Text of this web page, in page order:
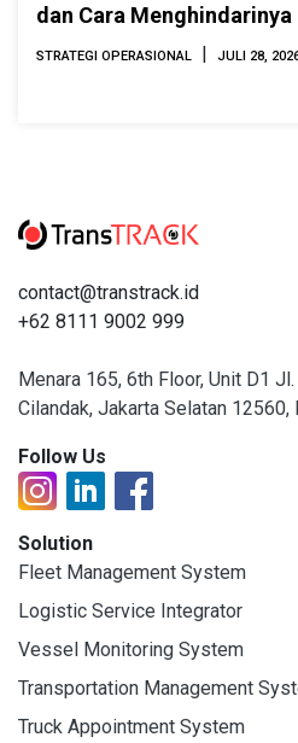
dan Cara Menghindarinya
STRATEGI OPERASIONAL | JULI 28,
contact@transtrack.id
+62 8111 9002 999
Menara 165, 6th Floor, Unit D1
Cilandak, Jakarta Selatan
Follow Us
Solution
Fleet Management System
Logistic Service Integrator
Vessel Monitoring System
Transportation Management
Truck Appointment System